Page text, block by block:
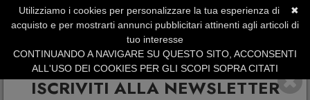
ISCRIVITI ALLA NEWSLETTER
SERVIZIO CLIENTI +39.0773.470.562
SUMMER SALES | Fino al 40% di Sconto
✖
Utilizziamo i cookies per personalizzare la tua esperienza di
acquisto e per mostrarti annunci pubblicitari attinenti agli articoli di
tuo interesse
CONTINUANDO A NAVIGARE SU QUESTO SITO, ACCONSENTI
ALL'USO DEI COOKIES PER GLI SCOPI SOPRA CITATI